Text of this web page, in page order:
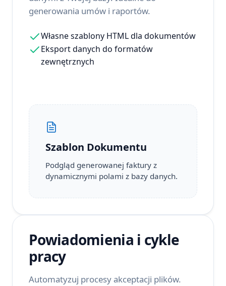
generowania umów i raportów.
Własne szablony HTML dla dokumentów
Eksport danych do formatów
zewnętrznych
Szablon Dokumentu
Podgląd generowanej faktury z
dynamicznymi polami z bazy danych.
Powiadomienia i cykle
pracy
Automatyzuj procesy akceptacji plików.